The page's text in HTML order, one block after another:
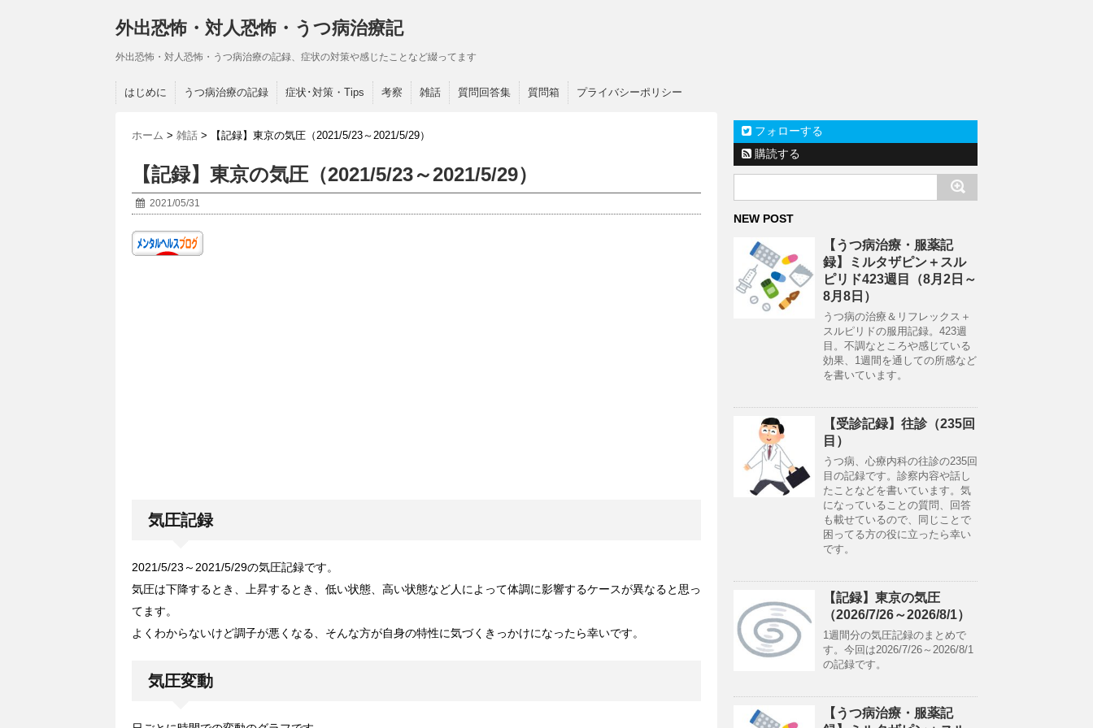
外出恐怖・対人恐怖・うつ病治療記
外出恐怖・対人恐怖・うつ病治療の記録、症状の対策や感じたことなど綴ってます
はじめに うつ病治療の記録 症状･対策・Tips 考察 雑話 質問回答集 質問箱 プライバシーポリシー
ホーム > 雑話 > 【記録】東京の気圧（2021/5/23～2021/5/29）
【記録】東京の気圧（2021/5/23～2021/5/29）
2021/05/31
気圧記録
2021/5/23～2021/5/29の気圧記録です。
気圧は下降するとき、上昇するとき、低い状態、高い状態など人によって体調に影響するケースが異なると思っ
てます。
よくわからないけど調子が悪くなる、そんな方が自身の特性に気づくきっかけになったら幸いです。
気圧変動
フォローする
購読する
NEW POST
【うつ病治療・服薬記
録】ミルタザピン＋スル
ピリド423週目（8月2日～
8月8日）
うつ病の治療＆リフレックス＋
スルピリドの服用記録。423週
目。不調なところや感じている
効果、1週間を通しての所感など
を書いています。
【受診記録】往診（235回
目）
うつ病、心療内科の往診の235回
目の記録です。診察内容や話し
たことなどを書いています。気
になっていることの質問、回答
も載せているので、同じことで
困ってる方の役に立ったら幸い
です。
【記録】東京の気圧
（2026/7/26～2026/8/1）
1週間分の気圧記録のまとめで
す。今回は2026/7/26～2026/8/1
の記録です。
【うつ病治療・服薬記